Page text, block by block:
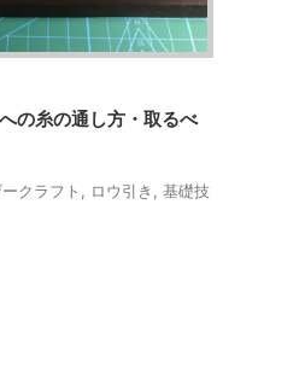
の糸の通し方・取るべ
クラフト , ロウ引き , 基礎技